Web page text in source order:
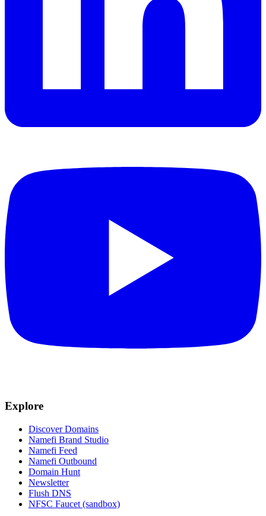
Explore
Discover Domains
Namefi Brand Studio
Namefi Feed
Namefi Outbound
Domain Hunt
Newsletter
Flush DNS
NFSC Faucet (sandbox)